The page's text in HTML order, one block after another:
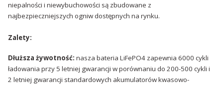
niepalności i niewybuchowości są zbudowane z
najbezpieczniejszych ogniw dostępnych na rynku.
Zalety:
Dłuższa żywotność: nasza bateria LiFePO4 zapewnia 6000 cykli
ładowania przy 5 letniej gwarancji w porównaniu do 200-500 cykli i
2 letniej gwarancji standardowych akumulatorów kwasowo-